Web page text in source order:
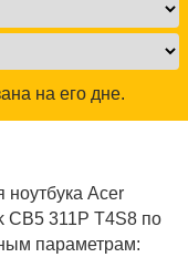
на его дне.
ноутбука Acer
CB5 311P T4S8 по
параметрам: